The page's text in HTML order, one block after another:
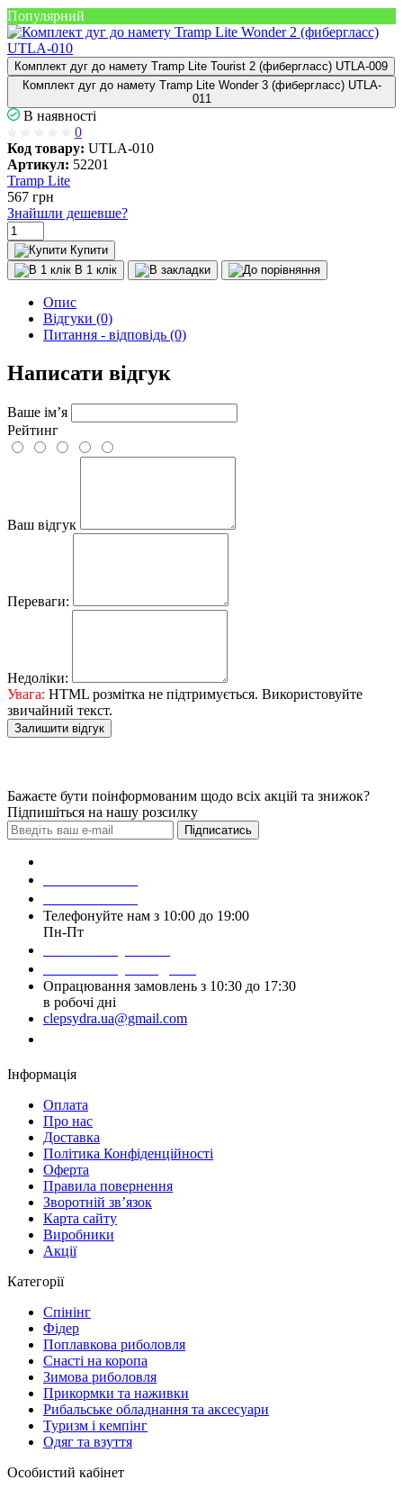
Популярний
Комплект дуг до намету Tramp Lite Tourist 2 (фибергласс) UTLA-009
Комплект дуг до намету Tramp Lite Wonder 3 (фибергласс) UTLA-
011
В наявності
0
Код товару: UTLA-010
Артикул: 52201
Tramp Lite
567 грн
Знайшли дешевше?
Купити
В 1 клік
Опис
Відгуки (0)
Питання - відповідь (0)
Написати відгук
Ваше ім’я
Рейтинг
Ваш відгук
Переваги:
Недоліки:
Увага: HTML розмітка не підтримується. Використовуйте
звичайний текст.
Залишити відгук
Бажаєте бути поінформованим щодо всіх акцій та знижок?
Підпишіться на нашу розсилку
Підписатись
Телефонуйте нам з 10:00 до 19:00
Пн-Пт
Опрацювання замовлень з 10:30 до 17:30
в робочі дні
clepsydra.ua@gmail.com
Інформація
Оплата
Про нас
Доставка
Політика Конфіденційності
Оферта
Правила повернення
Зворотній зв’язок
Карта сайту
Виробники
Акції
Категорії
Спінінг
Фідер
Поплавкова риболовля
Снасті на коропа
Зимова риболовля
Прикормки та наживки
Рибальське обладнання та аксесуари
Туризм і кемпінг
Одяг та взуття
Особистий кабінет